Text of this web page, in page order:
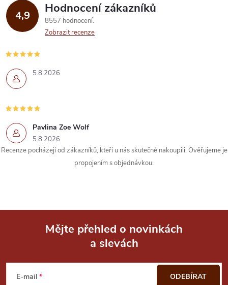
d
a
c
í
p
r
v
k
ý
4,9 Hodnocení zákazníků
8557 hodnocení
Zobrazit recenze
5.8.2026
Pavlina Zoe Wolf
5.8.2026
Recenze pocházejí od zákazníků, kteří u nás skutečně nakoupili. Ověřujeme je
propojením s objednávkou.
Mějte přehled o novinkách
a slevách
E-mail ODEBÍRAT